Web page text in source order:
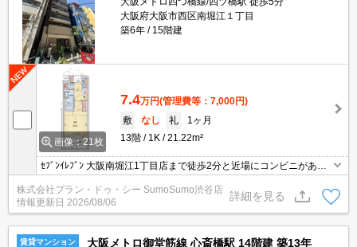
大阪府大阪市西区南堀江１丁目
築6年
15階建
画像：21枚
7.4万円(管理費等：7,000円)
敷
なし 礼
1ヶ月
13階
1K 21.22m²
ｾﾌﾞﾝｲﾚﾌﾞﾝ 大阪南堀江1丁目店まで徒歩2分と近場にコンビニがある
のもポイント。共用部にはゴミ出し24時間OK・宅配ボックスなど
が揃っており、とても充実しています。セキュリティ面は、TVイン
ターホン・オートロックなどを備え付けているので安心して暮らせ
ます。
株式会社プラン・ドゥ・シー SumoSumo渋谷店
情報更新日 2026/08/06
詳細を見る
賃貸マンション 大阪メトロ御堂筋線 心斎橋駅 14階建 築13年